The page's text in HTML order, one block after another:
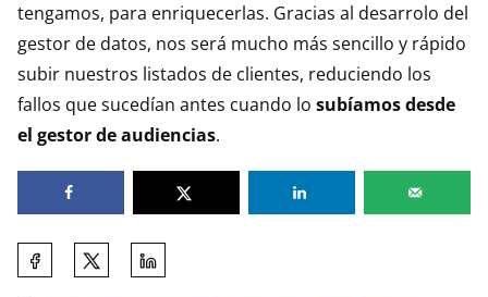
tengamos, para enriquecerlas. Gracias al desarrolo del
gestor de datos, nos será mucho más sencillo y rápido
subir nuestros listados de clientes, reduciendo los
fallos que sucedían antes cuando lo subíamos desde
el gestor de audiencias.
Comparte